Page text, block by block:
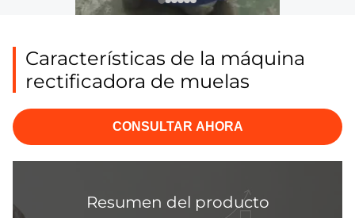
Características de la máquina
rectificadora de muelas
CONSULTAR AHORA
Resumen del producto